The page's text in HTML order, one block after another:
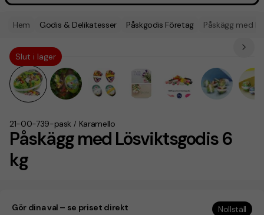
Hem Godis & Delikatesser Påskgodis Företag Påskägg med
Påskägg med Lösviktsgodis 6
kg
21-00-739-pask / Karamello
Slut i lager
Gör dina val – se priset direkt Nollställ